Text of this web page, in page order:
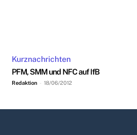
Kurznachrichten
PFM, SMM und NFC auf IfB
Redaktion - 18/06/2012